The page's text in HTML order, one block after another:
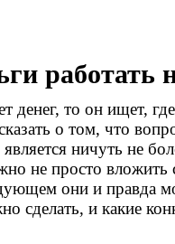
работать
денег, то он ищет,
о том, что
является ничуть не
не просто вложить
они и правда
сделать, и какие